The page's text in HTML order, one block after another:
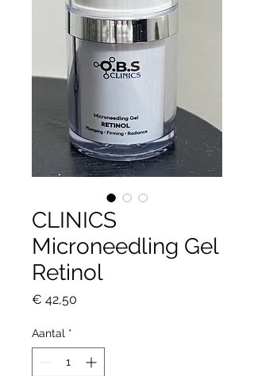
CLINICS
Microneedling Gel
Retinol
€ 42,50
Aantal *